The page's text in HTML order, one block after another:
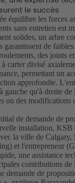
le succès
équilibre les forces
sans entretien est
solides, un arbre
garantissent de
des joints
à carter divisé
permettant un
approfondie.
gauche qu'à droite de
ou des modifications
de demande de
installation, KSB
la ville de
et l'entrepreneur
une assistance
contributions
demande de